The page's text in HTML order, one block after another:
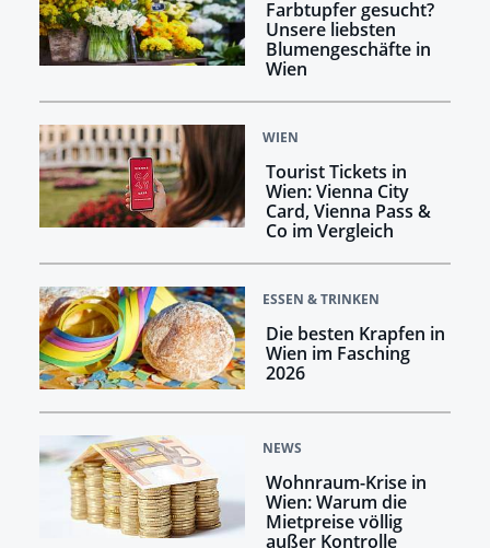
Farbtupfer gesucht?
Unsere liebsten
Blumengeschäfte in
Wien
WIEN
Tourist Tickets in
Wien: Vienna City
Card, Vienna Pass &
Co im Vergleich
ESSEN & TRINKEN
Die besten Krapfen in
Wien im Fasching
2026
NEWS
Wohnraum-Krise in
Wien: Warum die
Mietpreise völlig
außer Kontrolle